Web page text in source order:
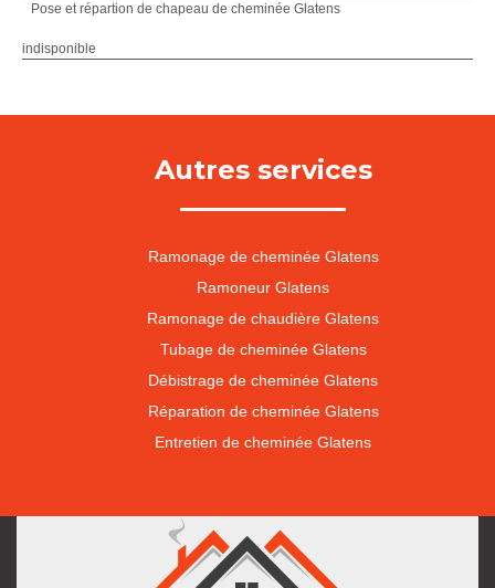
Pose et répartion de chapeau de cheminée Glatens
indisponible
Autres services
Ramonage de cheminée Glatens
Ramoneur Glatens
Ramonage de chaudière Glatens
Tubage de cheminée Glatens
Débistrage de cheminée Glatens
Réparation de cheminée Glatens
Entretien de cheminée Glatens